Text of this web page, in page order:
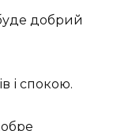
добрий
і спокою.